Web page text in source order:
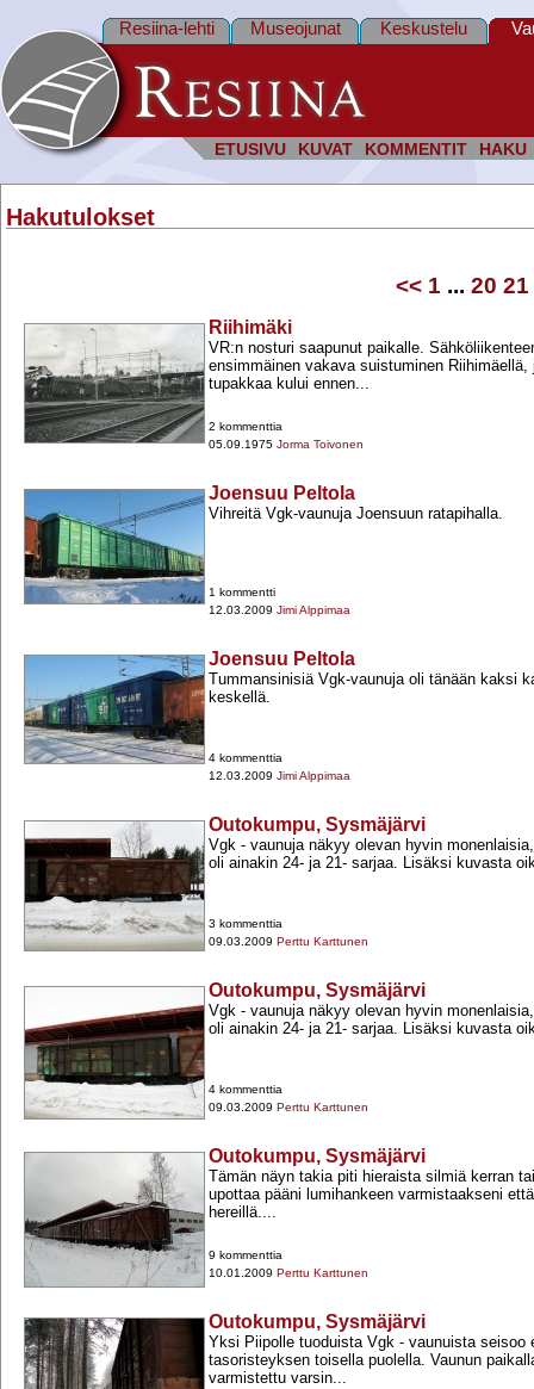
ETUSIVU KUVAT KOMMENTIT HAKU
Resiina-lehti Museojunat Keskustelu
Hakutulokset
<< 1 ... 20 21
Riihimäki
VR:n nosturi saapunut paikalle.
ensimmäinen vakava suistuminen Riihimäellä,
tupakkaa kului ennen...
2 kommenttia
05.09.1975 Jorma Toivonen
Joensuu Peltola
Vihreitä Vgk-​vaunuja Joensuun ratapihalla.
1 kommentti
12.03.2009 Jimi Alppimaa
Joensuu Peltola
Tummansinisiä Vgk-​vaunuja oli tänään kaksi
keskellä.
4 kommenttia
12.03.2009 Jimi Alppimaa
Outokumpu, Sysmäjärvi
Vgk -​ vaunuja näkyy olevan hyvin
oli ainakin 24-​ ja 21-​ sarjaa. Lisäksi kuvasta
3 kommenttia
09.03.2009 Perttu Karttunen
Outokumpu, Sysmäjärvi
Vgk -​ vaunuja näkyy olevan hyvin
oli ainakin 24-​ ja 21-​ sarjaa. Lisäksi kuvasta
4 kommenttia
09.03.2009 Perttu Karttunen
Outokumpu, Sysmäjärvi
Tämän näyn takia piti hieraista silmiä kerran
upottaa pääni lumihankeen varmistaakseni
hereillä....
9 kommenttia
10.01.2009 Perttu Karttunen
Outokumpu, Sysmäjärvi
Yksi Piipolle tuoduista Vgk -​ vaunuista seisoo
tasoristeyksen toisella puolella. Vaunun
varmistettu varsin...